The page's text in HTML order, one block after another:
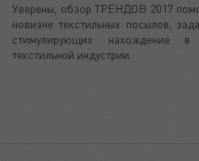
Уверены, обзор ТРЕНДОВ 2017
новизне текстильных посылов,
стимулирующих нахождение
текстильной индустрии.